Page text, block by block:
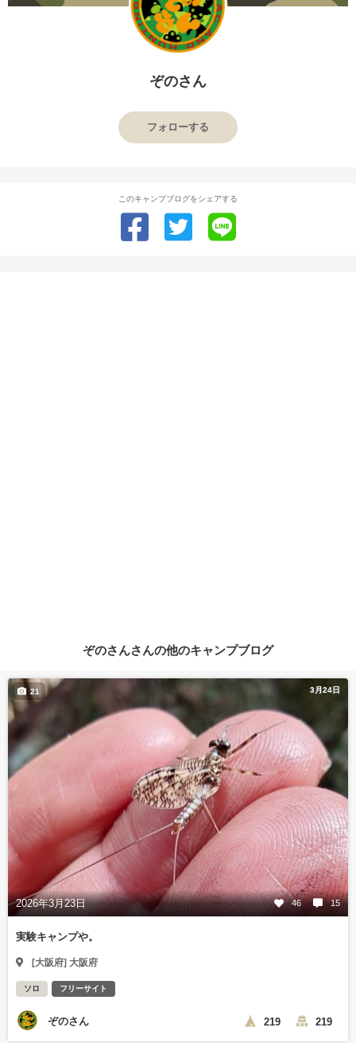
ぞのさん
フォローする
このキャンプブログをシェアする
ぞのさんさんの他のキャンプブログ
3月24日
2026年3月23日 46 15
21
実験キャンプや。
[大阪府] 大阪府
ソロ フリーサイト
ぞのさん 219 219